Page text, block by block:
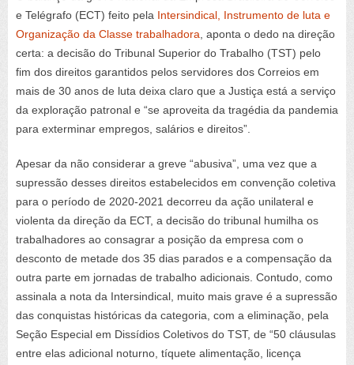
e Telégrafo (ECT) feito pela Intersindical, Instrumento de luta e
Organização da Classe trabalhadora, aponta o dedo na direção
certa: a decisão do Tribunal Superior do Trabalho (TST) pelo
fim dos direitos garantidos pelos servidores dos Correios em
mais de 30 anos de luta deixa claro que a Justiça está a serviço
da exploração patronal e “se aproveita da tragédia da pandemia
para exterminar empregos, salários e direitos”.
Apesar da não considerar a greve “abusiva”, uma vez que a
supressão desses direitos estabelecidos em convenção coletiva
para o período de 2020-2021 decorreu da ação unilateral e
violenta da direção da ECT, a decisão do tribunal humilha os
trabalhadores ao consagrar a posição da empresa com o
desconto de metade dos 35 dias parados e a compensação da
outra parte em jornadas de trabalho adicionais. Contudo, como
assinala a nota da Intersindical, muito mais grave é a supressão
das conquistas históricas da categoria, com a eliminação, pela
Seção Especial em Dissídios Coletivos do TST, de “50 cláusulas
entre elas adicional noturno, tíquete alimentação, licença